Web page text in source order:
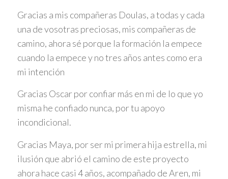
Gracias a mis compañeras Doulas, a todas y cada
una de vosotras preciosas, mis compañeras de
camino, ahora sé porque la formación la empece
cuando la empece y no tres años antes como era
mi intención
Gracias Oscar por confiar más en mi de lo que yo
misma he confiado nunca, por tu apoyo
incondicional.
Gracias Maya, por ser mi primera hija estrella, mi
ilusión que abrió el camino de este proyecto
ahora hace casi 4 años, acompañado de Aren, mi